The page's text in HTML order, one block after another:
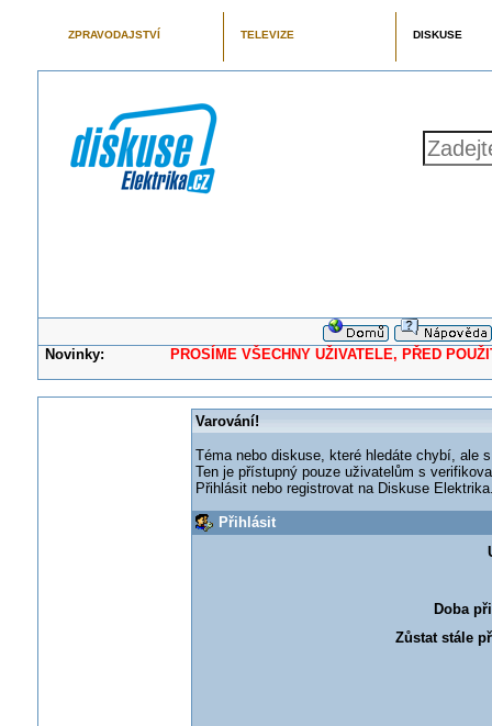
ZPRAVODAJSTVÍ TELEVIZE DISKUSE
Novinky: PROSÍME VŠECHNY UŽIVATELE, PŘED
Varování!
Téma nebo diskuse, které hledáte chybí, ale
Ten je přístupný pouze uživatelům s
Přihlásit nebo registrovat na Diskuse
Přihlásit
Doba
Zůstat stále